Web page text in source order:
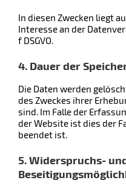
In diesen Zwecken liegt
Interesse an der
f DSGVO.
4. Dauer der
Die Daten werden
des Zweckes ihrer
sind. Im Falle der
der Website ist dies der
beendet ist.
5. Widerspruchs-